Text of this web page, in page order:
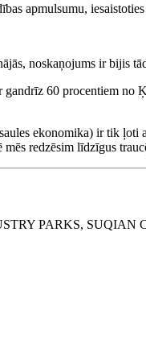
apmulsumu,
noskaņojums ir bijis
60 procentiem
ekonomika) ir tik ļoti
redzēsim līdzīgus
PARKS, SUQIAN